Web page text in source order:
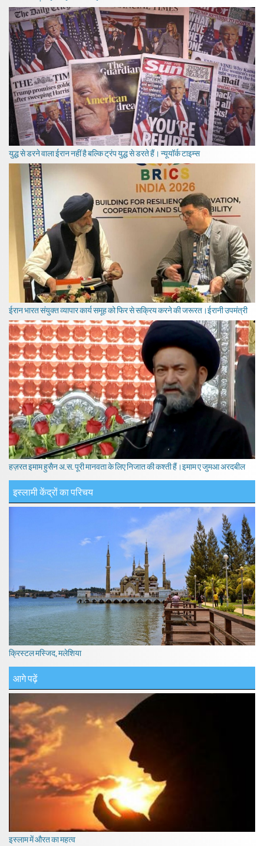
युद्ध से डरने वाला ईरान नहीं है बल्कि ट्रंप युद्ध से डरते हैं। न्यूयॉर्क टाइम्स
ईरान भारत संयुक्त व्यापार कार्य समूह को फिर से सक्रिय करने की जरूरत।ईरानी उपमंत्री
हज़रत इमाम हुसैन अ.स. पूरी मानवता के लिए निजात की कश्ती हैं।इमाम ए जुमआ अरदबील
इस्लामी केंद्रों का परिचय
क्रिस्टल मस्जिद, मलेशिया
आगे पढ़ें
इस्लाम में औरत का महत्व